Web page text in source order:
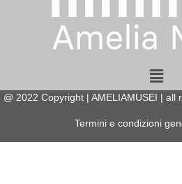
Menu
@ 2022 Copyright | AMELIAMUSEI | all
Termini e condizioni